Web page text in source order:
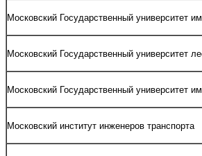
Московский Государственный университет
Московский Государственный университет
Московский Государственный университет
Московский институт инженеров транспорта